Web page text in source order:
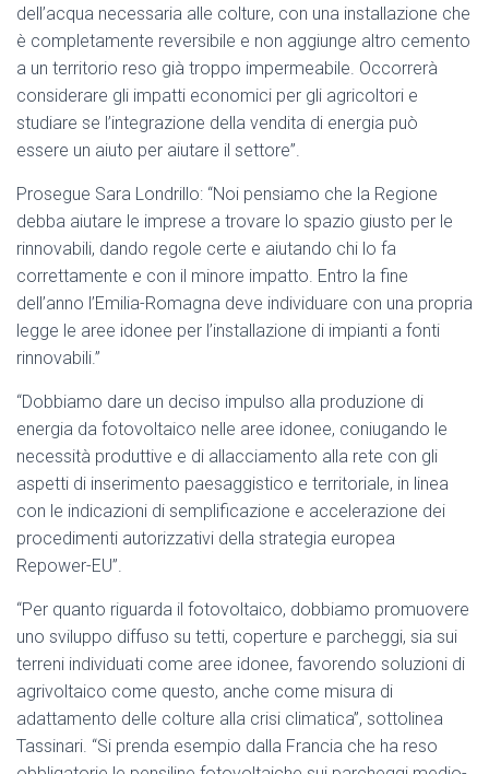
dell’acqua necessaria alle colture, con una installazione che
è completamente reversibile e non aggiunge altro cemento
a un territorio reso già troppo impermeabile. Occorrerà
considerare gli impatti economici per gli agricoltori e
studiare se l’integrazione della vendita di energia può
essere un aiuto per aiutare il settore”.
Prosegue Sara Londrillo: “Noi pensiamo che la Regione
debba aiutare le imprese a trovare lo spazio giusto per le
rinnovabili, dando regole certe e aiutando chi lo fa
correttamente e con il minore impatto. Entro la fine
dell’anno l’Emilia-Romagna deve individuare con una propria
legge le aree idonee per l’installazione di impianti a fonti
rinnovabili.”
“Dobbiamo dare un deciso impulso alla produzione di
energia da fotovoltaico nelle aree idonee, coniugando le
necessità produttive e di allacciamento alla rete con gli
aspetti di inserimento paesaggistico e territoriale, in linea
con le indicazioni di semplificazione e accelerazione dei
procedimenti autorizzativi della strategia europea
Repower-EU”.
“Per quanto riguarda il fotovoltaico, dobbiamo promuovere
uno sviluppo diffuso su tetti, coperture e parcheggi, sia sui
terreni individuati come aree idonee, favorendo soluzioni di
agrivoltaico come questo, anche come misura di
adattamento delle colture alla crisi climatica”, sottolinea
Tassinari. “Si prenda esempio dalla Francia che ha reso